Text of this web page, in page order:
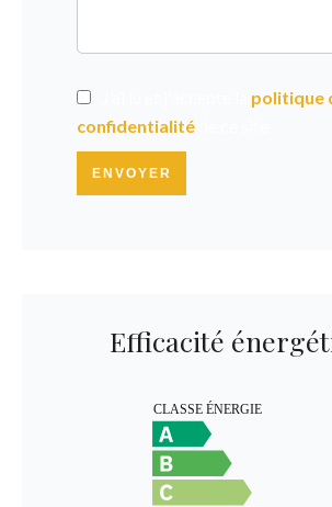
politique
confidentialité
ENVOYER
Efficacité